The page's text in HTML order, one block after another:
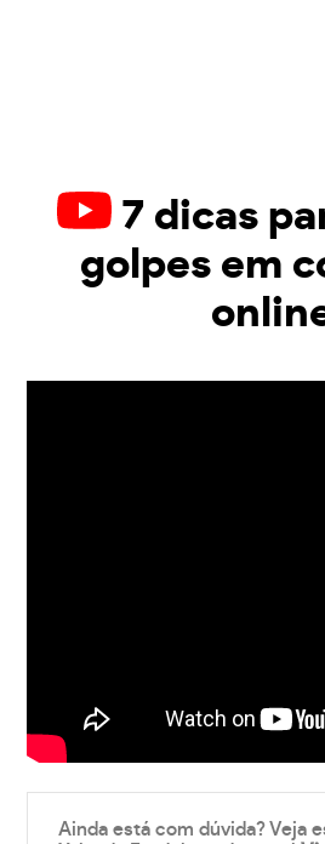
7 dicas
golpes em
Ainda está com dúvida? Veja